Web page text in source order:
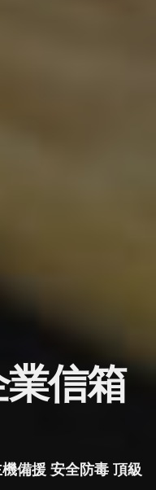
信箱
備援 安全防毒 頂級